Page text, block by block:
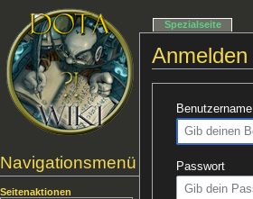
Anmelden
Benutzername
Passwort
Navigationsmenü
Spezialseite
Seitenaktionen